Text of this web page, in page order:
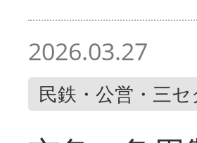
2026.03.27
民鉄・公営・三セ